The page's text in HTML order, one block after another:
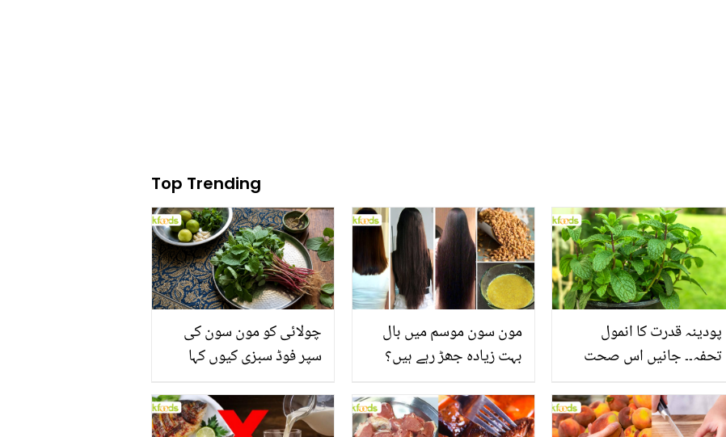
Top Trending
چولائی کو مون سون کی
سپر فوڈ سبزی کیوں کہا
منرلز اور اینٹی آکسیڈنٹس
سے بھرپور اس سبزی کے
مون سون موسم میں بال
بہت زیادہ جھڑ رہے ہیں؟
بنانے کے چند قدرتی طریقے
پودینہ قدرت کا انمول
تحفہ۔۔ جانیں اس صحت
انگیز طبی فوائد